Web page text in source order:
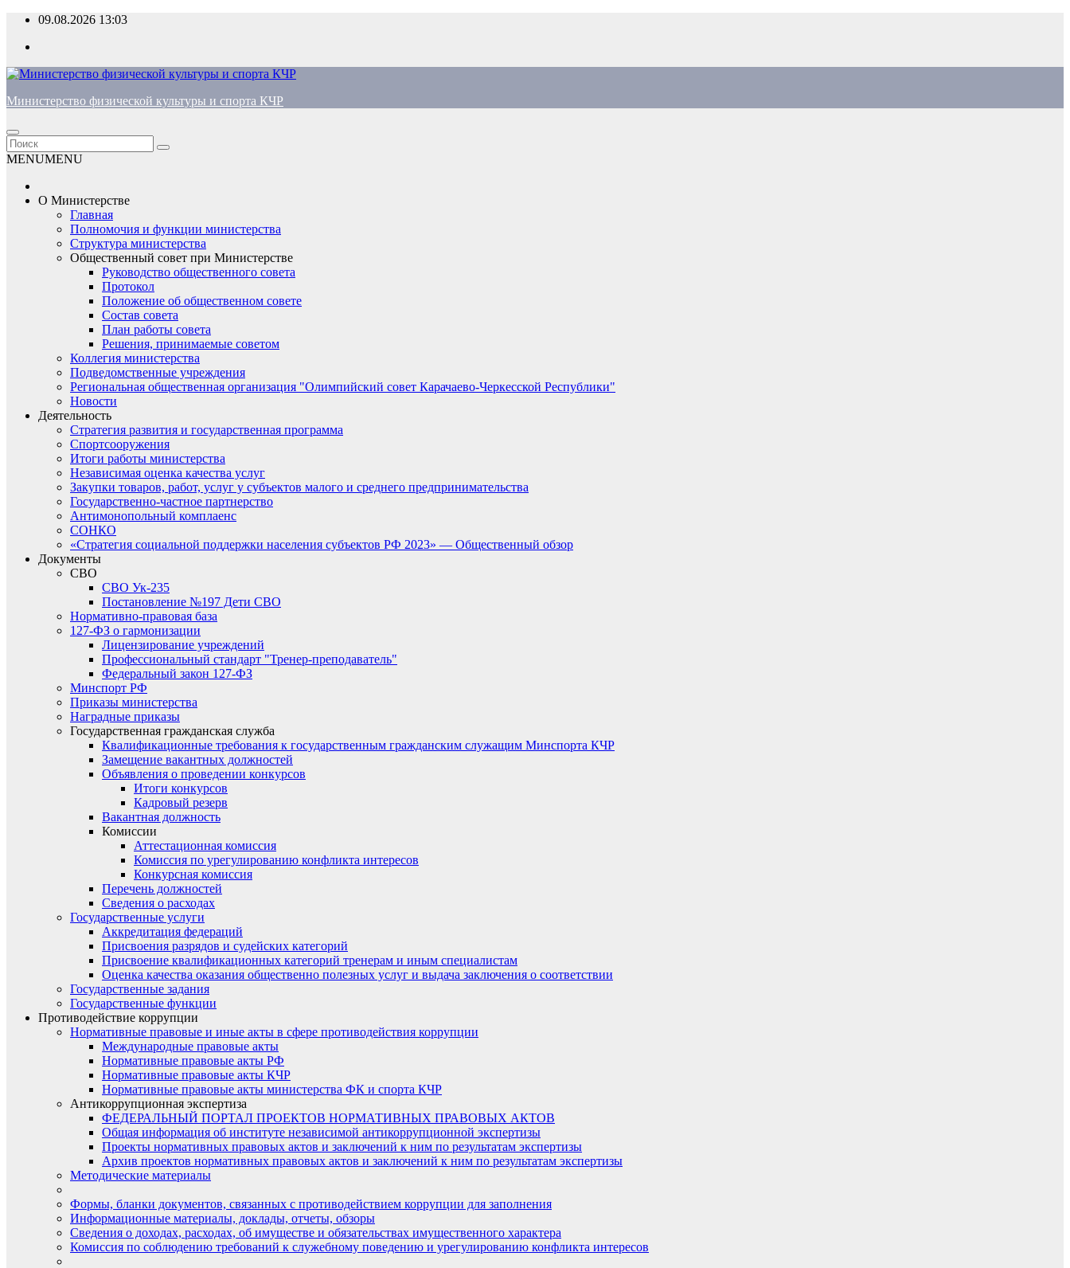
Перейти
содержимому
09.08.2026 13:03
Министерство физической культуры и спорта КЧР
MENUMENU
О Министерстве
Главная
Полномочия и функции министерства
Структура министерства
Общественный совет при Министерстве
Руководство общественного совета
Протокол
Положение об общественном совете
Состав совета
План работы совета
Решения, принимаемые советом
Коллегия министерства
Подведомственные учреждения
Региональная общественная организация "Олимпийский совет Карачаево-Черкесской Республики"
Новости
Деятельность
Стратегия развития и государственная программа
Спортсооружения
Итоги работы министерства
Независимая оценка качества услуг
Закупки товаров, работ, услуг у субъектов малого и среднего предпринимательства
Государственно-частное партнерство
Антимонопольный комплаенс
СОНКО
«Стратегия социальной поддержки населения субъектов РФ 2023» — Общественный обзор
Документы
СВО
СВО Ук-235
Постановление №197 Дети СВО
Нормативно-правовая база
127-ФЗ о гармонизации
Лицензирование учреждений
Профессиональный стандарт "Тренер-преподаватель"
Федеральный закон 127-ФЗ
Минспорт РФ
Приказы министерства
Наградные приказы
Государственная гражданская служба
Квалификационные требования к государственным гражданским служащим Минспорта КЧР
Замещение вакантных должностей
Объявления о проведении конкурсов
Итоги конкурсов
Кадровый резерв
Вакантная должность
Комиссии
Аттестационная комиссия
Комиссия по урегулированию конфликта интересов
Конкурсная комиссия
Перечень должностей
Сведения о расходах
Государственные услуги
Аккредитация федераций
Присвоения разрядов и судейских категорий
Присвоение квалификационных категорий тренерам и иным специалистам
Оценка качества оказания общественно полезных услуг и выдача заключения о соответствии
Государственные задания
Государственные функции
Противодействие коррупции
Нормативные правовые и иные акты в сфере противодействия коррупции
Международные правовые акты
Нормативные правовые акты РФ
Нормативные правовые акты КЧР
Нормативные правовые акты министерства ФК и спорта КЧР
Антикоррупционная экспертиза
ФЕДЕРАЛЬНЫЙ ПОРТАЛ ПРОЕКТОВ НОРМАТИВНЫХ ПРАВОВЫХ АКТОВ
Общая информация об институте независимой антикоррупционной экспертизы
Проекты нормативных правовых актов и заключений к ним по результатам экспертизы
Архив проектов нормативных правовых актов и заключений к ним по результатам экспертизы
Методические материалы
Формы, бланки документов, связанных с противодействием коррупции для заполнения
Информационные материалы, доклады, отчеты, обзоры
Сведения о доходах, расходах, об имуществе и обязательствах имущественного характера
Комиссия по соблюдению требований к служебному поведению и урегулированию конфликта интересов